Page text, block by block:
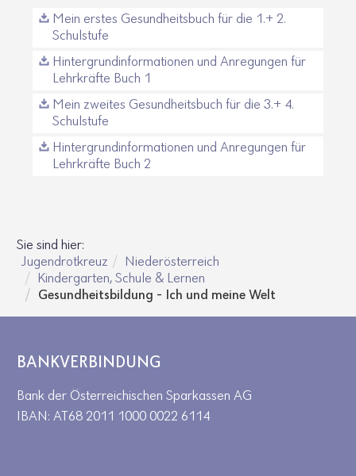
Mein erstes Gesundheitsbuch für die 1.+ 2.
Schulstufe
Hintergrundinformationen und Anregungen für
Lehrkräfte Buch 1
Mein zweites Gesundheitsbuch für die 3.+ 4.
Schulstufe
Hintergrundinformationen und Anregungen für
Lehrkräfte Buch 2
Sie sind hier:
Jugendrotkreuz
Niederösterreich
Kindergarten, Schule & Lernen
Gesundheitsbildung - Ich und meine Welt
BANKVERBINDUNG
Bank der Österreichischen Sparkassen AG
IBAN: AT68 2011 1000 0022 6114